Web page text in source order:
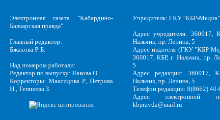
Электронная газета "Кабардино-
Балкарская правда"
Главный редактор:
Бжахова Р. Б.
Над номером работали:
Редактор по выпуску: Накова О.
Корректоры: Максидова Р., Петрова
Н., Теппеева З.
Учредитель: ГКУ "КБР-Медиа"
Адрес учредителя: 360017,
Нальчик, пр. Ленина, 5
Адрес издателя (ГКУ "КБР-
360017, КБР, г .Нальчик, пр.
5
Адрес редакции: 360017,
Нальчик, пр. Ленина, 5
Телефон редакции: 8(8662)
Адрес электронной
kbpravda@mail.ru